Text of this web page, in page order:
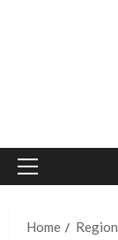
Primary
Home
Region